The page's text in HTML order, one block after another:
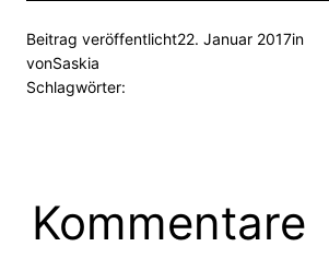
Beitrag veröffentlicht22. Januar 2017in
vonSaskia
Schlagwörter:
Kommentare